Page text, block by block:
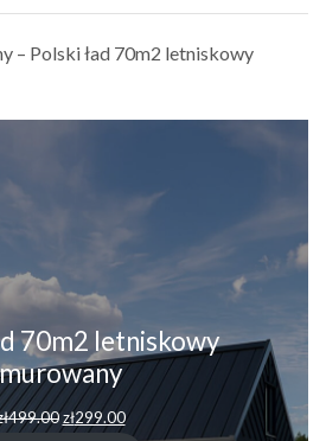
– Polski ład 70m2 letniskowy
70m2 letniskowy
murowany
499.00Pierwotna
cena
zł299.00Aktualna
cena